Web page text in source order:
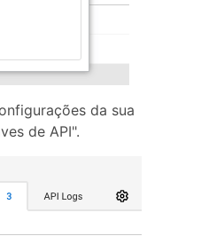
da sua
de API".